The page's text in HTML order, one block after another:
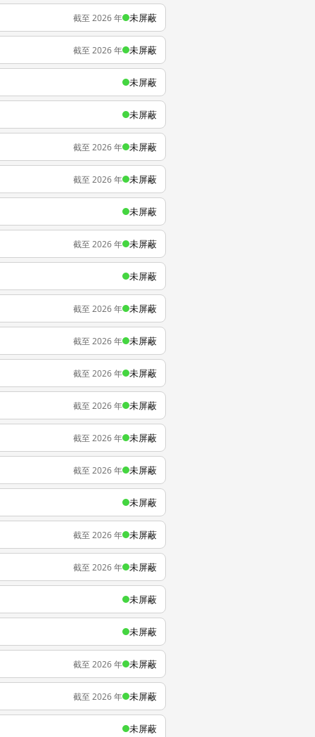
截至 2026 年 未屏蔽
截至 2026 年 未屏蔽
未屏蔽
未屏蔽
截至 2026 年 未屏蔽
截至 2026 年 未屏蔽
未屏蔽
截至 2026 年 未屏蔽
未屏蔽
截至 2026 年 未屏蔽
截至 2026 年 未屏蔽
截至 2026 年 未屏蔽
截至 2026 年 未屏蔽
截至 2026 年 未屏蔽
截至 2026 年 未屏蔽
未屏蔽
截至 2026 年 未屏蔽
截至 2026 年 未屏蔽
未屏蔽
未屏蔽
截至 2026 年 未屏蔽
截至 2026 年 未屏蔽
未屏蔽